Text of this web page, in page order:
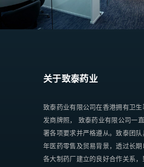
关于致泰药业
致泰药业有限公司在香港拥有卫
发商牌照， 致泰药业有限公司一
署各项要求并严格遵从。致泰团队
年医药零售及贸易背景，透过长
各大制药厂建立的良好合作关系